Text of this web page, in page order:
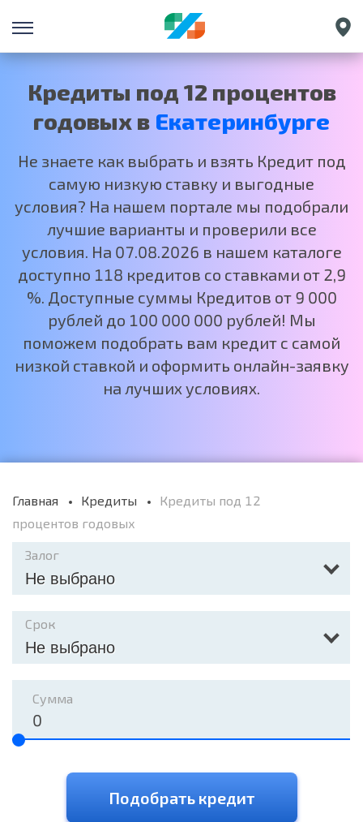
Санкт-Петербург
Нижний Новгород
Москва
Кредиты под 12 процентов
годовых в Екатеринбурге
Не знаете как выбрать и взять Кредит под
самую низкую ставку и выгодные
условия? На нашем портале мы подобрали
лучшие варианты и проверили все
условия. На 07.08.2026 в нашем каталоге
доступно 118 кредитов со ставками от 2,9
%. Доступные суммы Кредитов от 9 000
рублей до 100 000 000 рублей! Мы
поможем подобрать вам кредит с самой
низкой ставкой и оформить онлайн-заявку
на лучших условиях.
Главная Кредиты
Кредиты под 12
процентов годовых
Залог
Не выбрано
Срок
Не выбрано
Сумма
Подобрать кредит